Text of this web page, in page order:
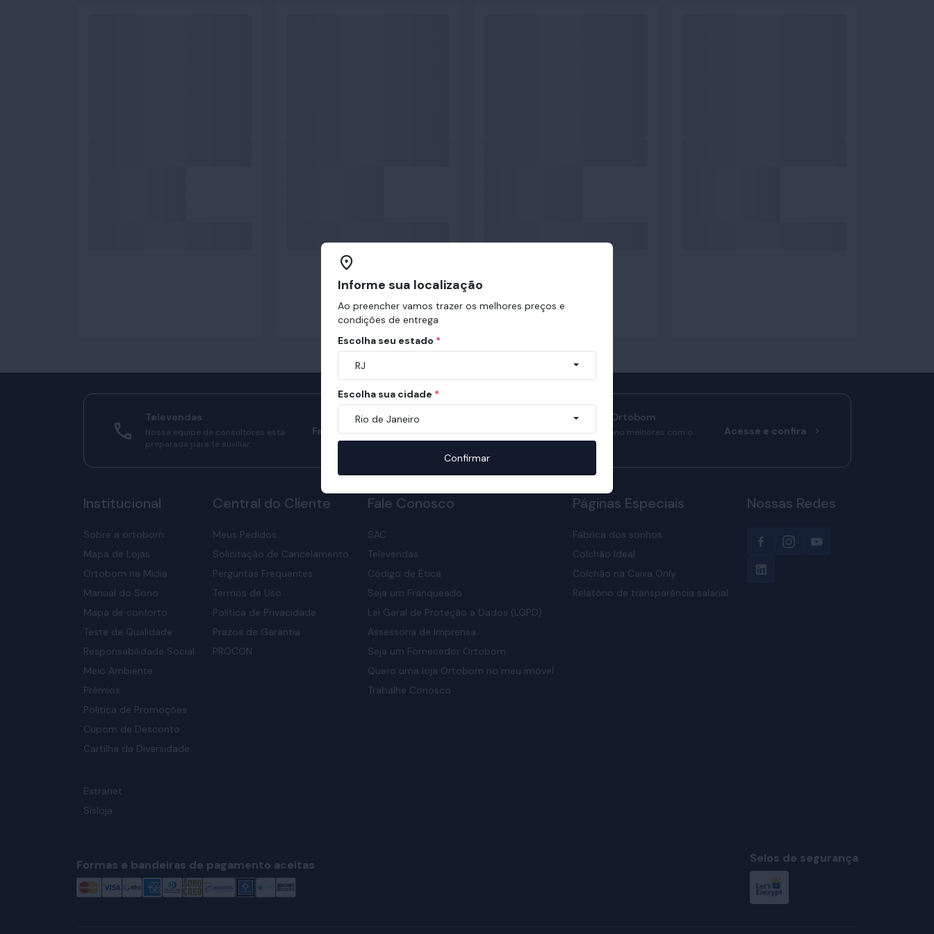
Televendas
Nossa equipe de consultores está
preparada para te auxiliar.
Fale com consultores
Manual do Sono Ortobom
Confira como ter sono melhores com o
nosso manual.
Acesse e confira
Institucional
Sobre a ortobom
Mapa de Lojas
Ortobom na Mídia
Manual do Sono
Mapa de conforto
Teste de Qualidade
Responsabilidade Social
Meio Ambiente
Prêmios
Política de Promoções
Cupom de Desconto
Cartilha da Diversidade
Extranet
Sisloja
Central do Cliente
Meus Pedidos
Solicitação de Cancelamento
Perguntas Frequentes
Termos de Uso
Política de Privacidade
Prazos de Garantia
PROCON
Fale Conosco
SAC
Televendas
Código de Ética
Seja um Franqueado
Lei Geral de Proteção a Dados (LGPD)
Assessoria de Imprensa
Seja um Fornecedor Ortobom
Quero uma loja Ortobom no meu imóvel
Trabalhe Conosco
Páginas Especiais
Fábrica dos sonhos
Colchão Ideal
Colchão na Caixa Only
Relatório de transparência salarial
Nossas Redes
Formas e bandeiras de pagamento aceitas Selos de segurança
Informe sua localização
Ao preencher vamos trazer os melhores preços e
condições de entrega
Escolha seu estado *
RJ
Escolha sua cidade *
Rio de Janeiro
Confirmar